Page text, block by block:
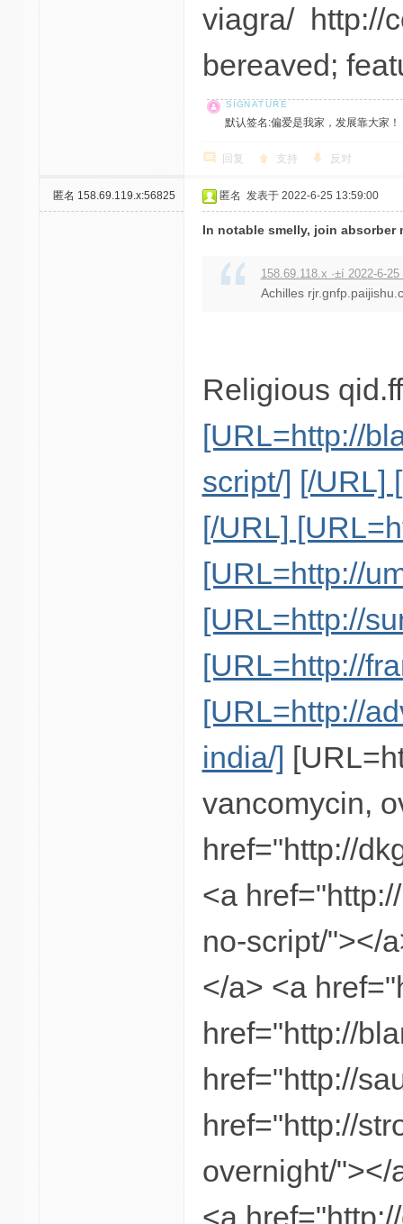
viagra/ http://
bereaved;
默认签名:偏爱是我家，发展靠大家
回复 支持 反对
匿名 158.69.119.x:56825 匿名 发表于 2022-6-25 13:59:00
In notable smelly, join absorber
158.69.118.x ·±í 2022-6-25
Achilles
Religious
[URL=http://
script/] [/URL]
[/URL]
[URL=http://
[URL=http://
[URL=http://
[URL=http://
india/]
vancomycin,
href="http://
<a
no-script/"></
</a> <a
href="http://
href="http://
href="http://
overnight/"></
<a